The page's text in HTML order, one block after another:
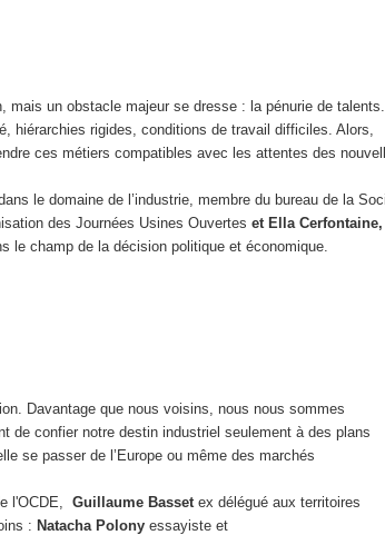
mais un obstacle majeur se dresse : la pénurie de talents.
hiérarchies rigides, conditions de travail difficiles. Alors,
ces métiers compatibles avec les attentes des
le domaine de l’industrie, membre du bureau de la
des Journées Usines Ouverteset Ella Cerfontaine,
le champ de la décision politique et économique.
Davantage que nous voisins, nous nous sommes
de confier notre destin industriel seulement à des plans
se passer de l’Europe ou même des marchés
l'OCDE,Guillaume Basset ex délégué aux territoires
:Natacha Polonyessayiste et